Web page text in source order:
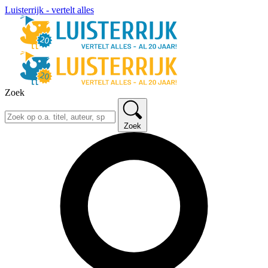
Luisterrijk - vertelt alles
Zoek
Zoek